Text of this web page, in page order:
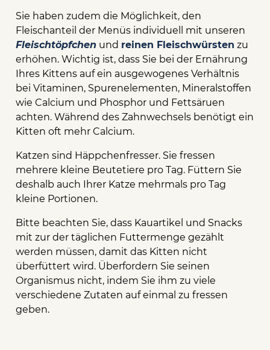
Sie haben zudem die Möglichkeit, den
Fleischanteil der Menüs individuell mit unseren
Fleischtöpfchen und reinen Fleischwürsten zu
erhöhen. Wichtig ist, dass Sie bei der Ernährung
Ihres Kittens auf ein ausgewogenes Verhältnis
bei Vitaminen, Spurenelementen, Mineralstoffen
wie Calcium und Phosphor und Fettsäruen
achten. Während des Zahnwechsels benötigt ein
Kitten oft mehr Calcium.
Katzen sind Häppchenfresser. Sie fressen
mehrere kleine Beutetiere pro Tag. Füttern Sie
deshalb auch Ihrer Katze mehrmals pro Tag
kleine Portionen.
Bitte beachten Sie, dass Kauartikel und Snacks
mit zur der täglichen Futtermenge gezählt
werden müssen, damit das Kitten nicht
überfüttert wird. Überfordern Sie seinen
Organismus nicht, indem Sie ihm zu viele
verschiedene Zutaten auf einmal zu fressen
geben.